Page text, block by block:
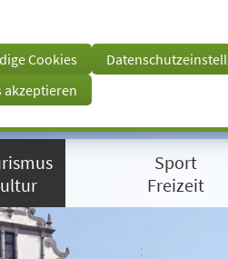
Cookies
akzeptieren
Sport
Freizeit